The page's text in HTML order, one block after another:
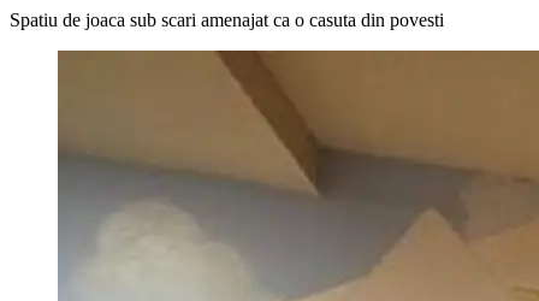
Spatiu de joaca sub scari amenajat ca o casuta din povesti